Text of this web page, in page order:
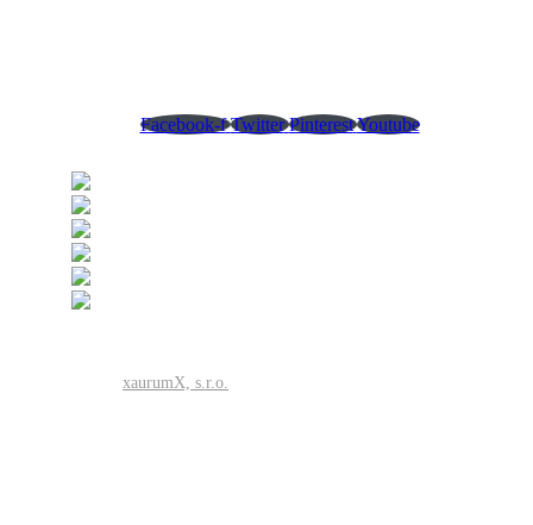
Facebook-f Twitter PinterestYoutube
xaurumX, s.r.o.